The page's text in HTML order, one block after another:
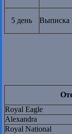
5 день Выписка
Royal Eagle
Alexandra
Royal National